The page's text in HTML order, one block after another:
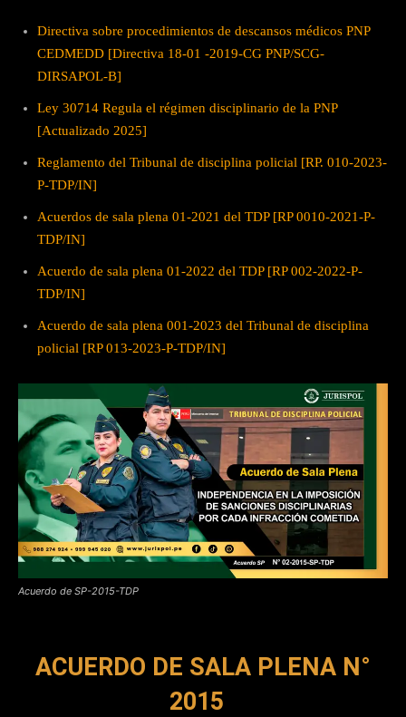
Directiva sobre procedimientos de descansos médicos PNP
CEDMEDD [Directiva 18-01 -2019-CG PNP/SCG-
DIRSAPOL-B]
Ley 30714 Regula el régimen disciplinario de la PNP
[Actualizado 2025]
Reglamento del Tribunal de disciplina policial [RP. 010-2023-
P-TDP/IN]
Acuerdos de sala plena 01-2021 del TDP [RP 0010-2021-P-
TDP/IN]
Acuerdo de sala plena 01-2022 del TDP [RP 002-2022-P-
TDP/IN]
Acuerdo de sala plena 001-2023 del Tribunal de disciplina
policial [RP 013-2023-P-TDP/IN]
Acuerdo de SP-2015-TDP
ACUERDO DE SALA PLENA N°
2015